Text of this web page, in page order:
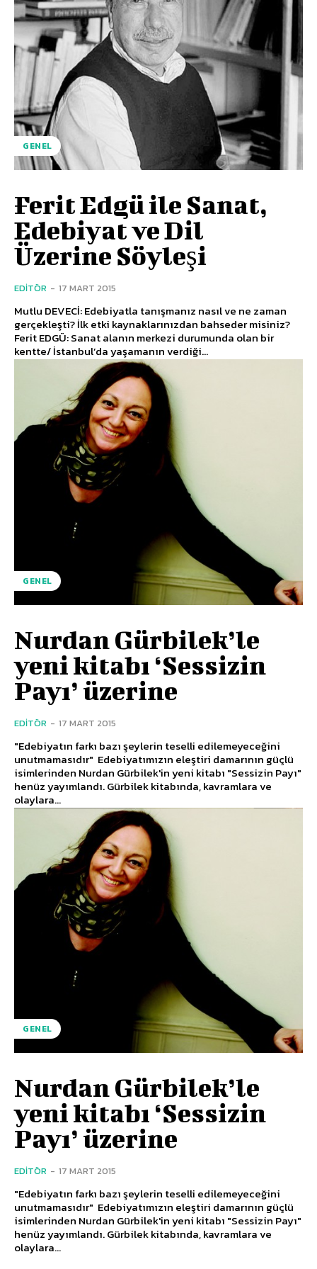
GENEL
Ferit Edgü ile Sanat,
Edebiyat ve Dil
Üzerine Söyleşi
EDITÖR - 17 MART 2015
Mutlu DEVECİ: Edebiyatla tanışmanız nasıl ve ne zaman
gerçekleşti? İlk etki kaynaklarınızdan bahseder misiniz?
Ferit EDGÜ: Sanat alanın merkezi durumunda olan bir
kentte/ İstanbul’da yaşamanın verdiği...
GENEL
Nurdan Gürbilek’le
yeni kitabı ‘Sessizin
Payı’ üzerine
EDITÖR - 17 MART 2015
"Edebiyatın farkı bazı şeylerin teselli edilemeyeceğini
unutmamasıdır" Edebiyatımızın eleştiri damarının güçlü
isimlerinden Nurdan Gürbilek'in yeni kitabı "Sessizin Payı"
henüz yayımlandı. Gürbilek kitabında, kavramlara ve
olaylara...
GENEL
Nurdan Gürbilek’le
yeni kitabı ‘Sessizin
Payı’ üzerine
EDITÖR - 17 MART 2015
"Edebiyatın farkı bazı şeylerin teselli edilemeyeceğini
unutmamasıdır" Edebiyatımızın eleştiri damarının güçlü
isimlerinden Nurdan Gürbilek'in yeni kitabı "Sessizin Payı"
henüz yayımlandı. Gürbilek kitabında, kavramlara ve
olaylara...